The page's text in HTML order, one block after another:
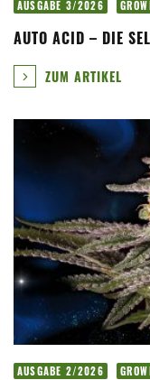
AUSGABE 3/2026
AUTO ACID – DIE
ZUM ARTIKEL
AUSGABE 2/2026